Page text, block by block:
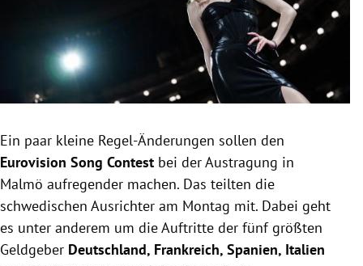
Untermenü
Untermenü
Untermenü
Untermenü
Ein paar kleine Regel-Änderungen sollen den
Eurovision Song Contest bei der Austragung in
Malmö aufregender machen. Das teilten die
schwedischen Ausrichter am Montag mit. Dabei geht
es unter anderem um die Auftritte der fünf größten
Geldgeber Deutschland, Frankreich, Spanien, Italien